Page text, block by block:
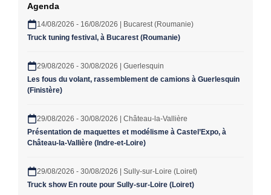
Agenda
14/08/2026 - 16/08/2026 | Bucarest (Roumanie)
Truck tuning festival, à Bucarest (Roumanie)
29/08/2026 - 30/08/2026 | Guerlesquin
Les fous du volant, rassemblement de camions à Guerlesquin
(Finistère)
29/08/2026 - 30/08/2026 | Château-la-Vallière
Présentation de maquettes et modélisme à Castel’Expo, à
Château-la-Vallière (Indre-et-Loire)
29/08/2026 - 30/08/2026 | Sully-sur-Loire (Loiret)
Truck show En route pour Sully-sur-Loire (Loiret)